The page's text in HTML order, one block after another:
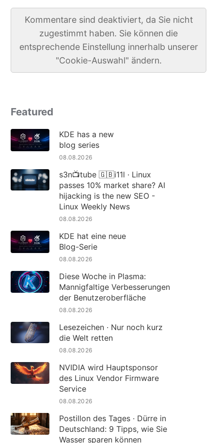
Kommentare sind deaktiviert, da Sie nicht
zugestimmt haben. Sie können die
entsprechende Einstellung innerhalb unserer
"Cookie-Auswahl" ändern.
Featured
KDE has a new
blog series
08.08.2026
s3n📺tube 🇬🇧i11l · Linux
passes 10% market share? AI
hijacking is the new SEO -
Linux Weekly News
08.08.2026
KDE hat eine neue
Blog-Serie
08.08.2026
Diese Woche in Plasma:
Mannigfaltige Verbesserungen
der Benutzeroberfläche
08.08.2026
Lesezeichen · Nur noch kurz
die Welt retten
08.08.2026
NVIDIA wird Hauptsponsor
des Linux Vendor Firmware
Service
08.08.2026
Postillon des Tages · Dürre in
Deutschland: 9 Tipps, wie Sie
Wasser sparen können